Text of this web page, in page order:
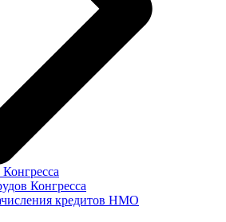
Конгресса
кредитов НМО